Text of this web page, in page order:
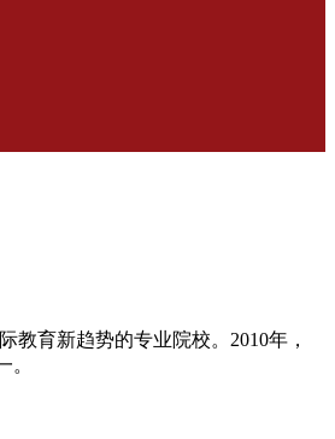
教育新趋势的专业院校。2010年，
。